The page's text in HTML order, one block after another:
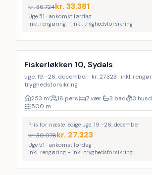
kr.36.724kr. 33.381
Uge 51 · ankomst lørdag
inkl. rengøring + inkl. tryghedsforsikring
Inkl. rengøring
Fiskerløkken 10, Sydals
uge: 19.–26. december · kr. 27.323 · inkl.
tryghedsforsikring
253 m² 18 pers. 7 vær. 3 bad
3
500 m
Pris for næste ledige uge: 19.–26. december
kr.30.078kr. 27.323
Uge 51 · ankomst lørdag
inkl. rengøring + inkl. tryghedsforsikring